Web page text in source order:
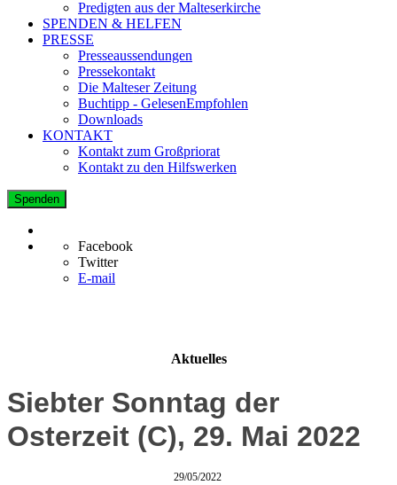
Predigten aus der Malteserkirche
SPENDEN & HELFEN
PRESSE
Presseaussendungen
Pressekontakt
Die Malteser Zeitung
Buchtipp - GelesenEmpfohlen
Downloads
KONTAKT
Kontakt zum Großpriorat
Kontakt zu den Hilfswerken
Spenden
Facebook
Twitter
E-mail
Aktuelles
Siebter Sonntag der
Osterzeit (C), 29. Mai 2022
29/05/2022